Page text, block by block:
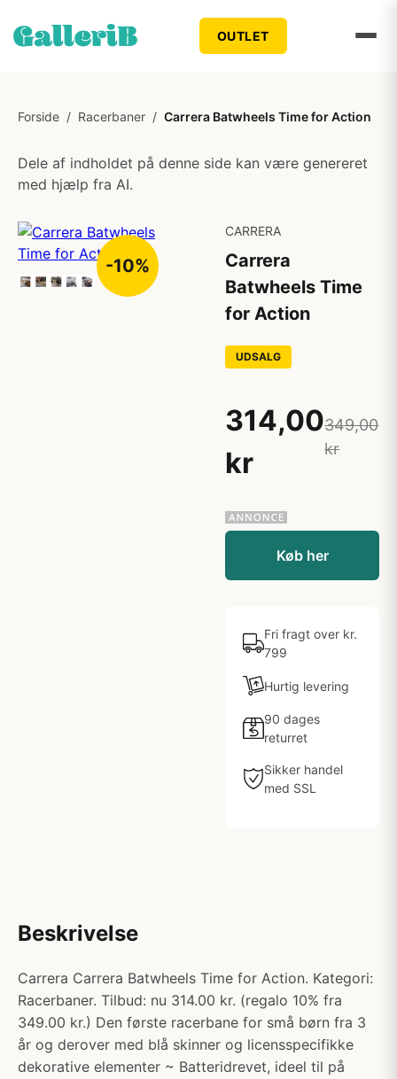
OUTLET
Forside / Racerbaner / Carrera Batwheels Time for Action
Dele af indholdet på denne side kan være genereret
med hjælp fra AI.
-10%
CARRERA
Carrera
Batwheels Time
for Action
UDSALG
314,00
kr
349,00
kr
Køb her
Fri fragt over kr.
799
Hurtig levering
90 dages
returret
Sikker handel
med SSL
Beskrivelse
Carrera Carrera Batwheels Time for Action. Kategori:
Racerbaner. Tilbud: nu 314.00 kr. (regalo 10% fra
349.00 kr.) Den første racerbane for små børn fra 3
år og derover med blå skinner og licensspecifikke
dekorative elementer ~ Batteridrevet, ideel til på